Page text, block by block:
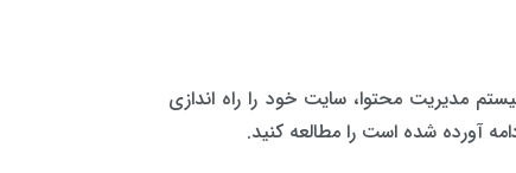
مدیریت محتوا، سایت خود را راه اندازی
آورده شده است را مطالعه کنید.